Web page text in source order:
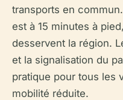
transports en
est à 15 minutes à
desservent la région.
et la signalisation du
pratique pour tous les
mobilité réduite.